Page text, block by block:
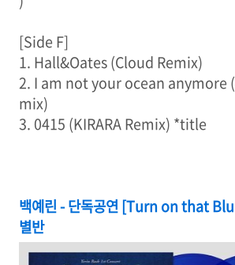
[Side F]
1. Hall&Oates (Cloud Remix)
2. I am not your ocean anymore
mix)
3. 0415 (KIRARA Remix) *title
백예린 - 단독공연 [Turn on that
별반